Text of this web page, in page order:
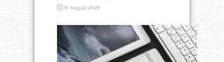
8. August 2026